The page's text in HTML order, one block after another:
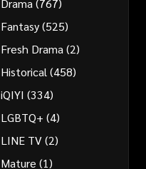
Drama (767)
Fantasy(525)
Fresh Drama (2)
Historical (458)
iQIYI (334)
LGBTQ+ (4)
LINE TV(2)
Mature (1)